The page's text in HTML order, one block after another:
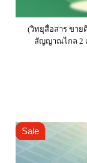
(วิทยุสื่อสาร ขาย
สัญญาณไกล 2
Sale